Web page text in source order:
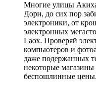
Многие улицы
Дори, до сих пор
электроники, от
электронных
Laox. Проверяй
компьютеров и
даже подержанных
некоторые
беспошлинные цены.